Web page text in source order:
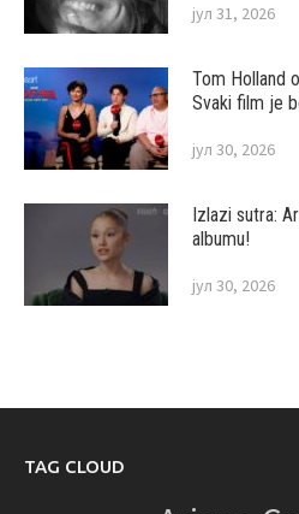
јул 31, 2026
Tom Holland
Svaki film je
јул 30, 2026
Izlazi sutra:
albumu!
јул 30, 2026
TAG CLOUD